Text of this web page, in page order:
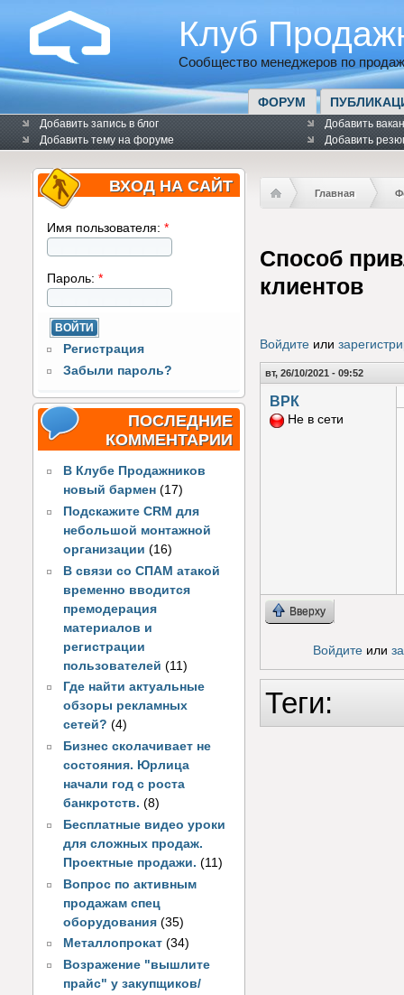
Клуб
Сообщество менеджеров по
ФОРУМ
Добавить запись в блог
Добавить тему на форуме
Добавить
Добавить
ВХОД НА САЙТ
Имя пользователя: *
Пароль: *
Регистрация
Забыли пароль?
ПОСЛЕДНИЕ
КОММЕНТАРИИ
В Клубе Продажников
новый бармен (17)
Подскажите CRM для
небольшой монтажной
организации (16)
В связи со СПАМ атакой
временно вводится
премодерация
материалов и
регистрации
пользователей(11)
Где найти актуальные
обзоры рекламных
сетей? (4)
Бизнес сколачивает не
состояния. Юрлица
начали год с роста
банкротств. (8)
Бесплатные видео уроки
для сложных продаж.
Проектные продажи. (11)
Вопрос по активным
продажам спец
оборудования (35)
Металлопрокат (34)
Возражение "вышлите
прайс" у закупщиков/
Главная
Способ
клиентов
Войдите или
вт, 26/10/2021 - 09:52
ВРК
Не в сети
Вверху
Войдитеили
Теги: